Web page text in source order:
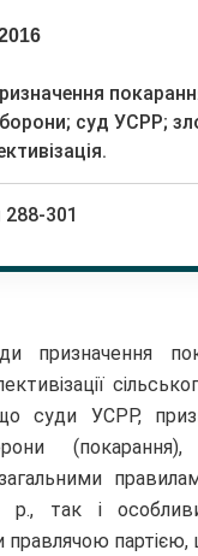
суд УСРР;
288-301
призначення
суди УСРР,
так і
партією,